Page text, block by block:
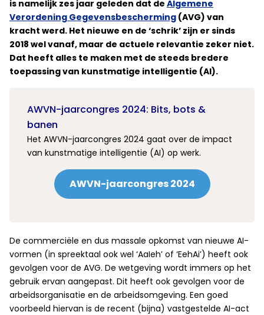
is namelijk zes jaar geleden dat de Algemene
Verordening Gegevensbescherming (AVG) van
kracht werd. Het nieuwe en de ‘schrik’ zijn er sinds
2018 wel vanaf, maar de actuele relevantie zeker niet.
Dat heeft alles te maken met de steeds bredere
toepassing van kunstmatige intelligentie (AI).
AWVN-jaarcongres 2024: Bits, bots &
banen
Het AWVN-jaarcongres 2024 gaat over de impact
van kunstmatige intelligentie (AI) op werk.
AWVN-jaarcongres 2024
De commerciële en dus massale opkomst van nieuwe AI-
vormen (in spreektaal ook wel ‘AaIeh’ of ‘EehAi’) heeft ook
gevolgen voor de AVG. De wetgeving wordt immers op het
gebruik ervan aangepast. Dit heeft ook gevolgen voor de
arbeidsorganisatie en de arbeidsomgeving. Een goed
voorbeeld hiervan is de recent (bijna) vastgestelde AI-act